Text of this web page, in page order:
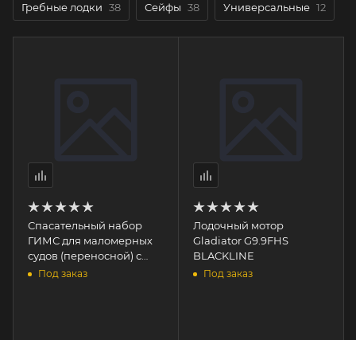
Гребные лодки 38 Сейфы 38 Универсальные 12
Спасательный набор
ГИМС для маломерных
судов (переносной) с
огнетушителем
Под заказ
Лодочный мотор
Gladiator G9.9FHS
BLACKLINE
Под заказ